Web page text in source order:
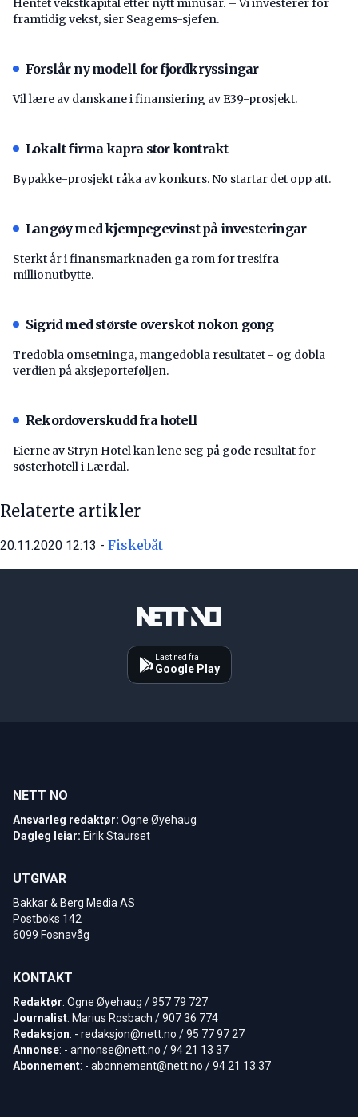
Hentet vekstkapital etter nytt minusår. – Vi investerer for
framtidig vekst, sier Seagems-sjefen.
Forslår ny modell for fjordkryssingar
Vil lære av danskane i finansiering av E39-prosjekt.
Lokalt firma kapra stor kontrakt
Bypakke-prosjekt råka av konkurs. No startar det opp att.
Langøy med kjempegevinst på investeringar
Sterkt år i finansmarknaden ga rom for tresifra
millionutbytte.
Sigrid med største overskot nokon gong
Tredobla omsetninga, mangedobla resultatet - og dobla
verdien på aksjeporteføljen.
Rekordoverskudd fra hotell
Eierne av Stryn Hotel kan lene seg på gode resultat for
søsterhotell i Lærdal.
Relaterte artikler
20.11.2020 12:13 - Fiskebåt
Last ned fra
Google Play
NETT NO
Ansvarleg redaktør: Ogne Øyehaug
Dagleg leiar: Eirik Staurset
UTGIVAR
Bakkar & Berg Media AS
Postboks 142
6099 Fosnavåg
KONTAKT
Redaktør: Ogne Øyehaug / 957 79 727
Journalist: Marius Rosbach / 907 36 774
Redaksjon: - redaksjon@nett.no / 95 77 97 27
Annonse: - annonse@nett.no / 94 21 13 37
Abonnement: - abonnement@nett.no / 94 21 13 37